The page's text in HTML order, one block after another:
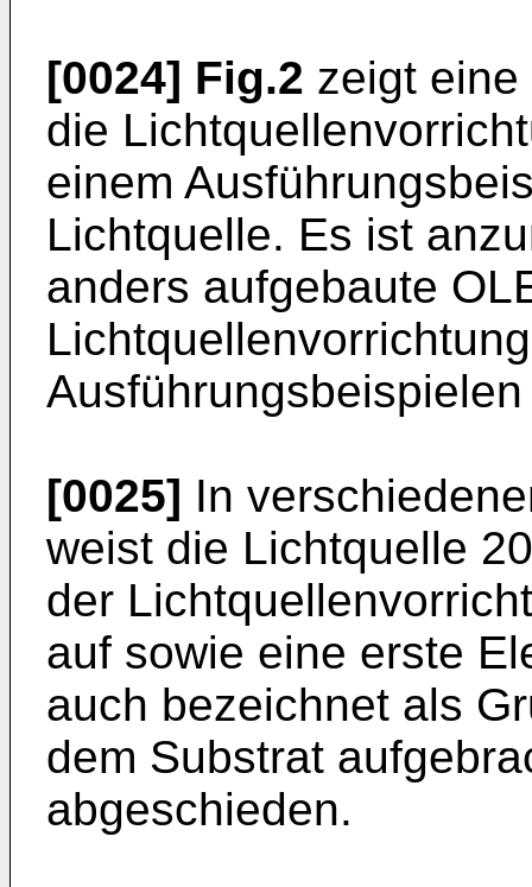
[0024] Fig.2 zeigt
die
einem
Lichtquelle. Es ist
anders aufgebaute
[0025] In
weist die Lichtquelle
der
auf sowie eine erste
auch bezeichnet als
dem Substrat
abgeschieden.